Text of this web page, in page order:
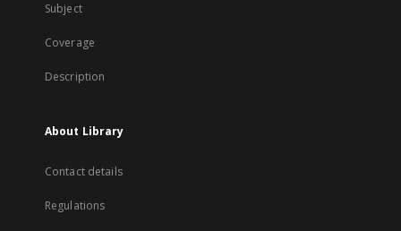
Subject
Coverage
Description
About Library
Contact details
Regulations